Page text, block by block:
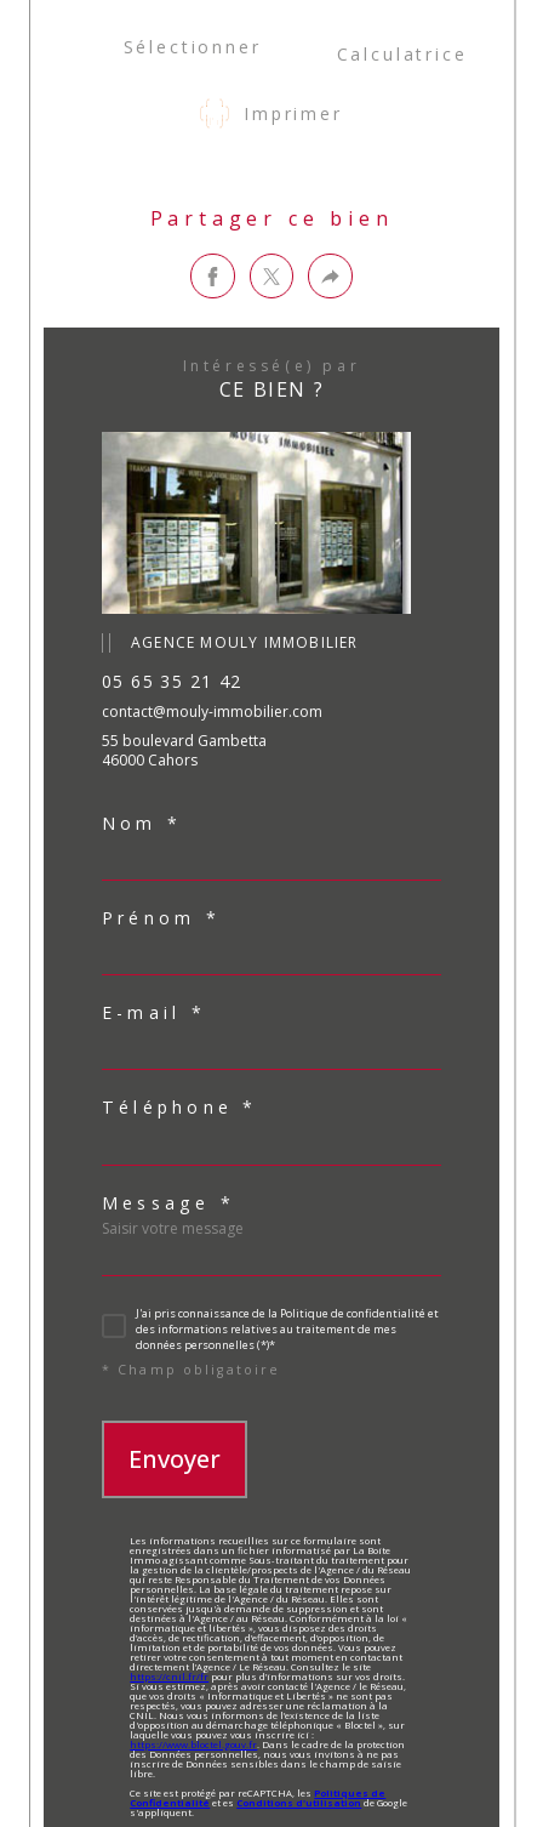
Sélectionner Calculatrice
Imprimer
Partager ce bien
Intéressé(e) par
CE BIEN ?
AGENCE MOULY IMMOBILIER
05 65 35 21 42
contact@mouly-immobilier.com
55 boulevard Gambetta
46000 Cahors
Nom *
Prénom *
E-mail *
Téléphone *
Message *
J'ai pris connaissance de la Politique de confidentialité et
des informations relatives au traitement de mes
données personnelles (*)*
* Champ obligatoire
Envoyer
Les informations recueillies sur ce formulaire sont
enregistrées dans un fichier informatisé par La Boite
Immo agissant comme Sous-traitant du traitement pour
la gestion de la clientèle/prospects de l'Agence / du Réseau
qui reste Responsable du Traitement de vos Données
personnelles. La base légale du traitement repose sur
l'intérêt légitime de l'Agence / du Réseau. Elles sont
conservées jusqu'à demande de suppression et sont
destinées à l'Agence / au Réseau. Conformément à la loi «
informatique et libertés », vous disposez des droits
d’accès, de rectification, d’effacement, d’opposition, de
limitation et de portabilité de vos données. Vous pouvez
retirer votre consentement à tout moment en contactant
directement l’Agence / Le Réseau. Consultez le site
https://cnil.fr/fr pour plus d’informations sur vos droits.
Si vous estimez, après avoir contacté l'Agence / le Réseau,
que vos droits « Informatique et Libertés » ne sont pas
respectés, vous pouvez adresser une réclamation à la
CNIL. Nous vous informons de l’existence de la liste
d'opposition au démarchage téléphonique « Bloctel », sur
laquelle vous pouvez vous inscrire ici :
https://www.bloctel.gouv.fr . Dans le cadre de la protection
des Données personnelles, nous vous invitons à ne pas
inscrire de Données sensibles dans le champ de saisie
libre.
Ce site est protégé par reCAPTCHA, lesPolitiques de
Confidentialitéet es Conditions d'utilisationde Google
s'appliquent.